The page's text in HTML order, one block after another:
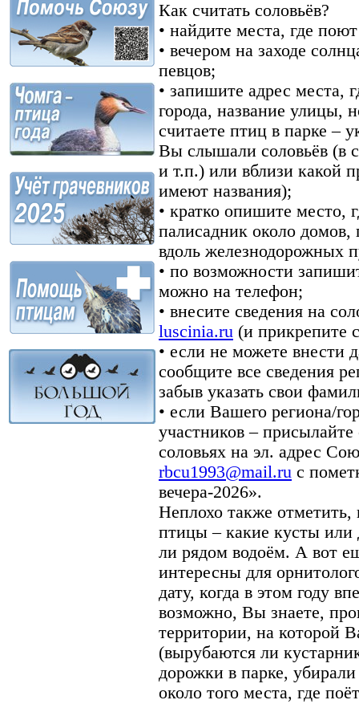
Как считать соловьёв?
• найдите места, где
• вечером на заходе
певцов;
• запишите адрес места,
города, название улицы,
считаете птиц в парке –
Вы слышали соловьёв (в
и т.п.) или вблизи какой
имеют названия);
• кратко опишите место,
палисадник около домов,
вдоль железнодорожных
• по возможности
можно на телефон;
• внесите сведения на
luscinia.ru (и прикрепите
• если не можете внести
сообщите все сведения
забыв указать свои
• если Вашего региона/
участников –
соловьях на эл. адрес
rbcu1993@mail.ru с
вечера-2026».
Неплохо также
птицы – какие кусты или
ли рядом водоём. А вот
интересны для
дату, когда в этом году
возможно, Вы знаете,
территории, на которой
(вырубаются ли
дорожки в парке,
около того места, где